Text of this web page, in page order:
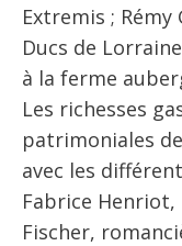
Extremis ;
Ducs de
à la ferme
Les richesses
patrimoniales
avec les
Fabrice
Fischer,